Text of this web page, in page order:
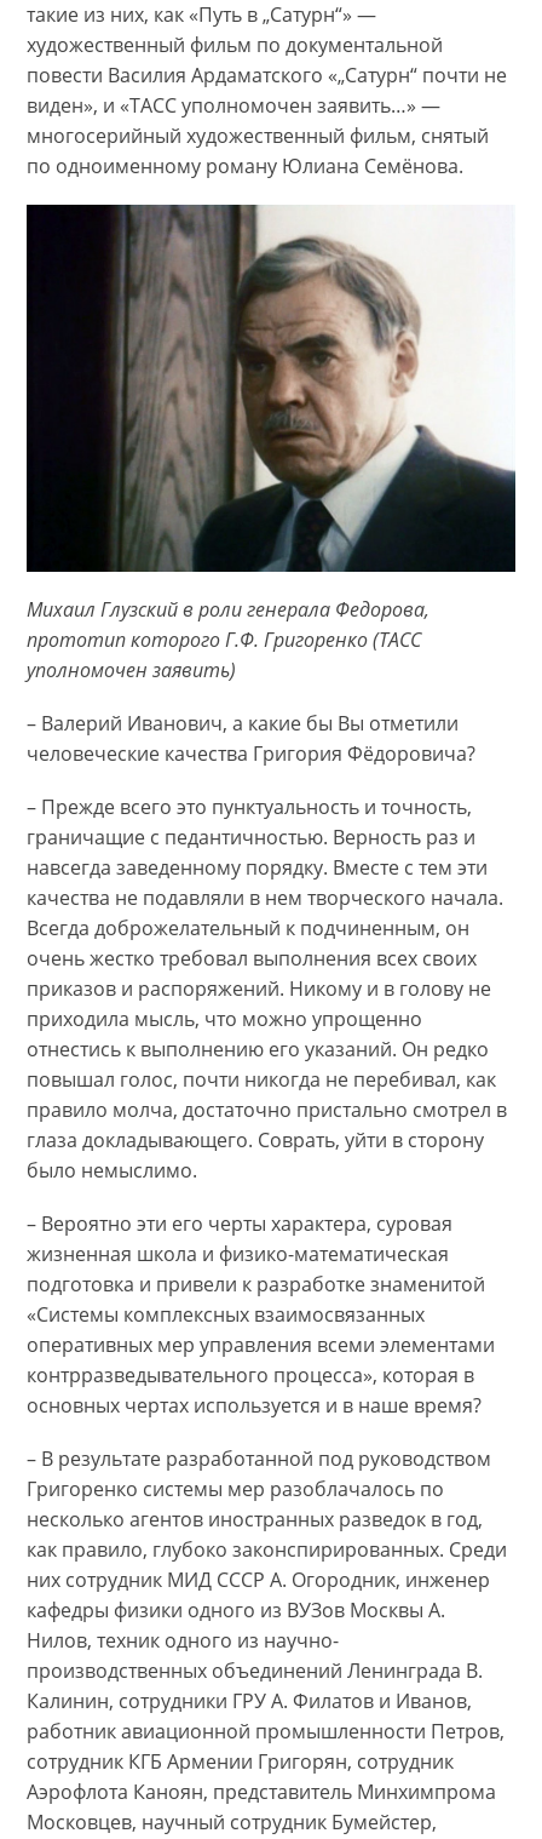
такие из них, как «Путь в „Сатурн“» —
художественный фильм по документальной
повести Василия Ардаматского «„Сатурн“ почти не
виден», и «ТАСС уполномочен заявить…» —
многосерийный художественный фильм, снятый
по одноименному роману Юлиана Семёнова.
Михаил Глузский в роли генерала Федорова,
прототип которого Г.Ф. Григоренко (ТАСС
уполномочен заявить)
– Валерий Иванович, а какие бы Вы отметили
человеческие качества Григория Фёдоровича?
– Прежде всего это пунктуальность и точность,
граничащие с педантичностью. Верность раз и
навсегда заведенному порядку. Вместе с тем эти
качества не подавляли в нем творческого начала.
Всегда доброжелательный к подчиненным, он
очень жестко требовал выполнения всех своих
приказов и распоряжений. Никому и в голову не
приходила мысль, что можно упрощенно
отнестись к выполнению его указаний. Он редко
повышал голос, почти никогда не перебивал, как
правило молча, достаточно пристально смотрел в
глаза докладывающего. Соврать, уйти в сторону
было немыслимо.
– Вероятно эти его черты характера, суровая
жизненная школа и физико-математическая
подготовка и привели к разработке знаменитой
«Системы комплексных взаимосвязанных
оперативных мер управления всеми элементами
контрразведывательного процесса», которая в
основных чертах используется и в наше время?
– В результате разработанной под руководством
Григоренко системы мер разоблачалось по
несколько агентов иностранных разведок в год,
как правило, глубоко законспирированных. Среди
них сотрудник МИД СССР А. Огородник, инженер
кафедры физики одного из ВУЗов Москвы А.
Нилов, техник одного из научно-
производственных объединений Ленинграда В.
Калинин, сотрудники ГРУ А. Филатов и Иванов,
работник авиационной промышленности Петров,
сотрудник КГБ Армении Григорян, сотрудник
Аэрофлота Каноян, представитель Минхимпрома
Московцев, научный сотрудник Бумейстер,